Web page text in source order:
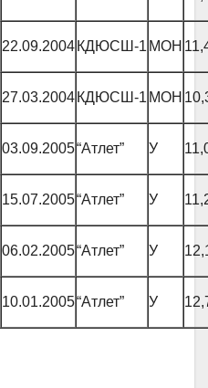
22.09.2004 КДЮСШ-1 МОН
27.03.2004 КДЮСШ-1 МОН
03.09.2005“Атлет” У
15.07.2005“Атлет” У
06.02.2005“Атлет” У
10.01.2005“Атлет” У